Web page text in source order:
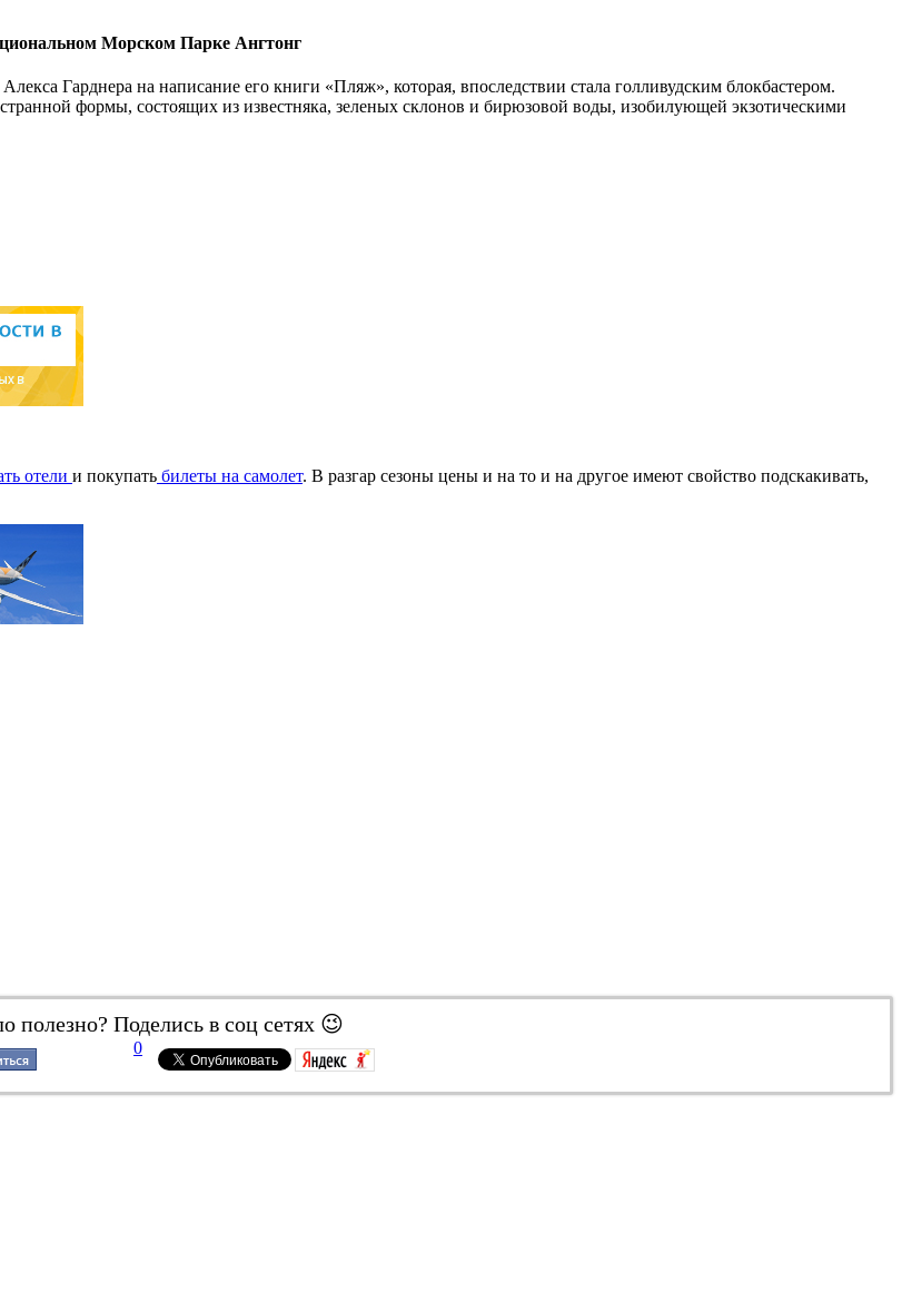
Морском Парке Ангтонг
Гарднера на написание его книги «Пляж», которая, впоследствии стала голливудским блокбастером.
формы, состоящих из известняка, зеленых склонов и бирюзовой воды, изобилующей экзотическими
отели и покупать билеты на самолет. В разгар сезоны цены и на то и на другое имеют свойство подскакивать,
полезно? Поделись в соц сетях 😉
0